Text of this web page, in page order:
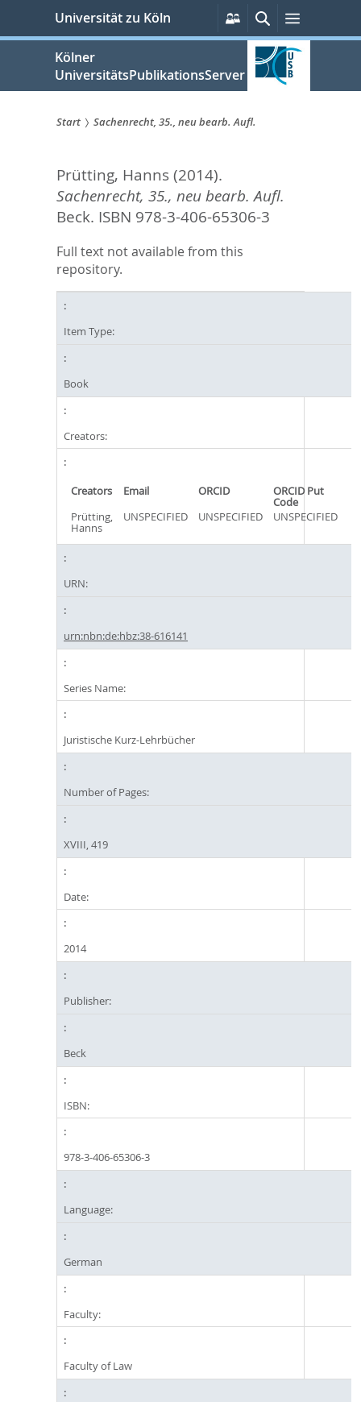
springen
Universität zu Köln
Persönliche
Services
SucheMenü
Kölner
UniversitätsPublikationsServer
sind
hier:
Start Sachenrecht, 35., neu bearb. Aufl.
Prütting, Hanns(2014).
Sachenrecht, 35., neu bearb. Aufl.
Beck. ISBN 978-3-406-65306-3
Full text not available from this
repository.
Item Type:
Book
Creators:
Creators Email ORCID ORCID Put
Code
Prütting,
Hanns
UNSPECIFIED UNSPECIFIED UNSPECIFIED
URN:
urn:nbn:de:hbz:38-616141
Series Name:
Juristische Kurz-Lehrbücher
Number of Pages:
XVIII, 419
Date:
2014
Publisher:
Beck
ISBN:
978-3-406-65306-3
Language:
German
Faculty:
Faculty of Law